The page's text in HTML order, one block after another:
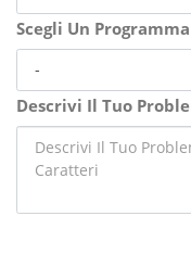
Scegli Un
Descrivi Il Tuo